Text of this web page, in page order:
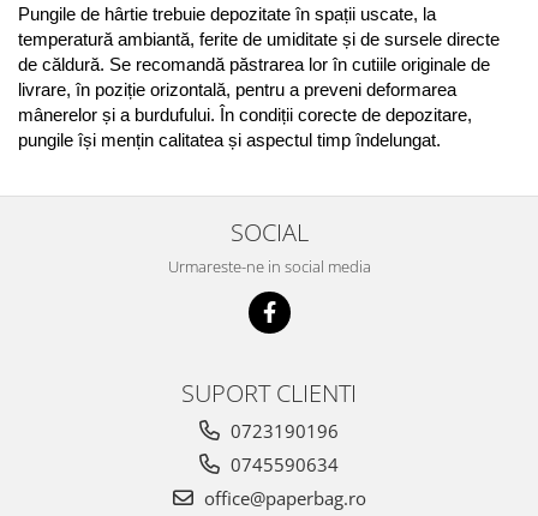
Pungile de hârtie trebuie depozitate în spații uscate, la
temperatură ambiantă, ferite de umiditate și de sursele directe
de căldură. Se recomandă păstrarea lor în cutiile originale de
livrare, în poziție orizontală, pentru a preveni deformarea
mânerelor și a burdufului. În condiții corecte de depozitare,
pungile își mențin calitatea și aspectul timp îndelungat.
SOCIAL
Urmareste-ne in social media
SUPORT CLIENTI
0723190196
0745590634
office@paperbag.ro